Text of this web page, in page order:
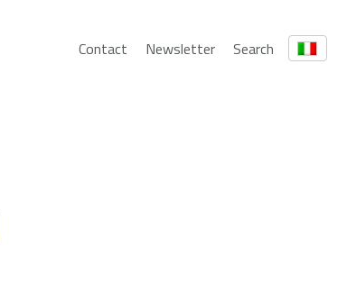
Contact Newsletter Search